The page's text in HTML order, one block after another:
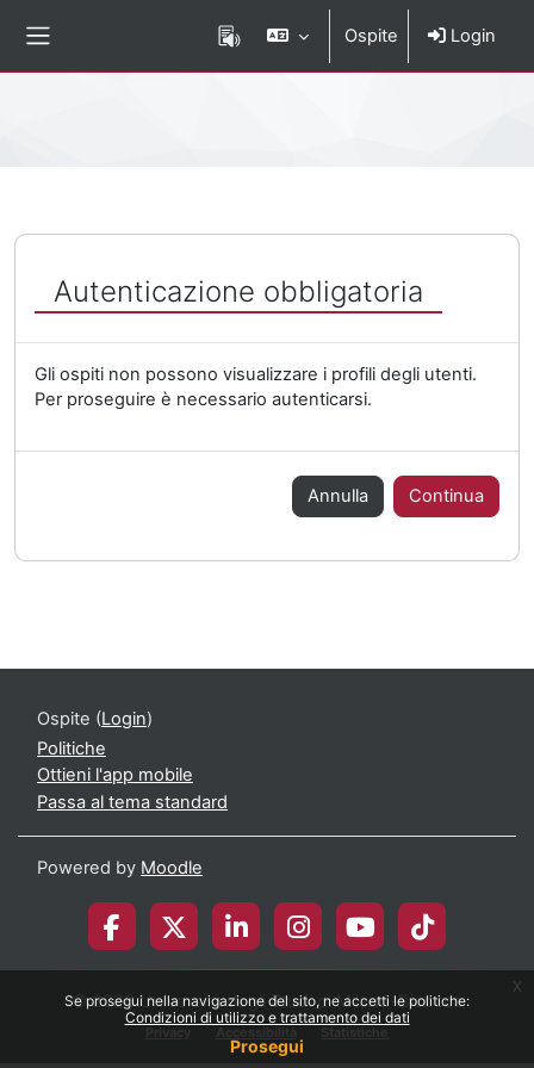
Se prosegui nella navigazione del sito, ne accetti le politiche:
Condizioni di utilizzo e trattamento dei dati
Prosegui
x
Ospite Login
Autenticazione obbligatoria
Gli ospiti non possono visualizzare i profili degli utenti.
Per proseguire è necessario autenticarsi.
Annulla Continua
Ospite (Login)
Politiche
Ottieni l'app mobile
Passa al tema standard
Powered by Moodle
© 2026 Università degli Studi di Milano-Bicocca